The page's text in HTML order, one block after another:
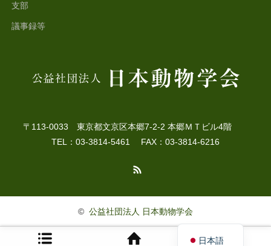
支部
議事録等
〒113-0033 東京都文京区本郷7-2-2 本郷ＭＴビル4階
TEL：03-3814-5461 FAX：03-3814-6216
© 公益社団法人 日本動物学会
日本語